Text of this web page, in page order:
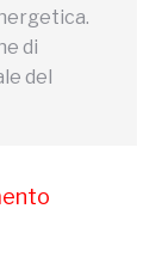
di
del